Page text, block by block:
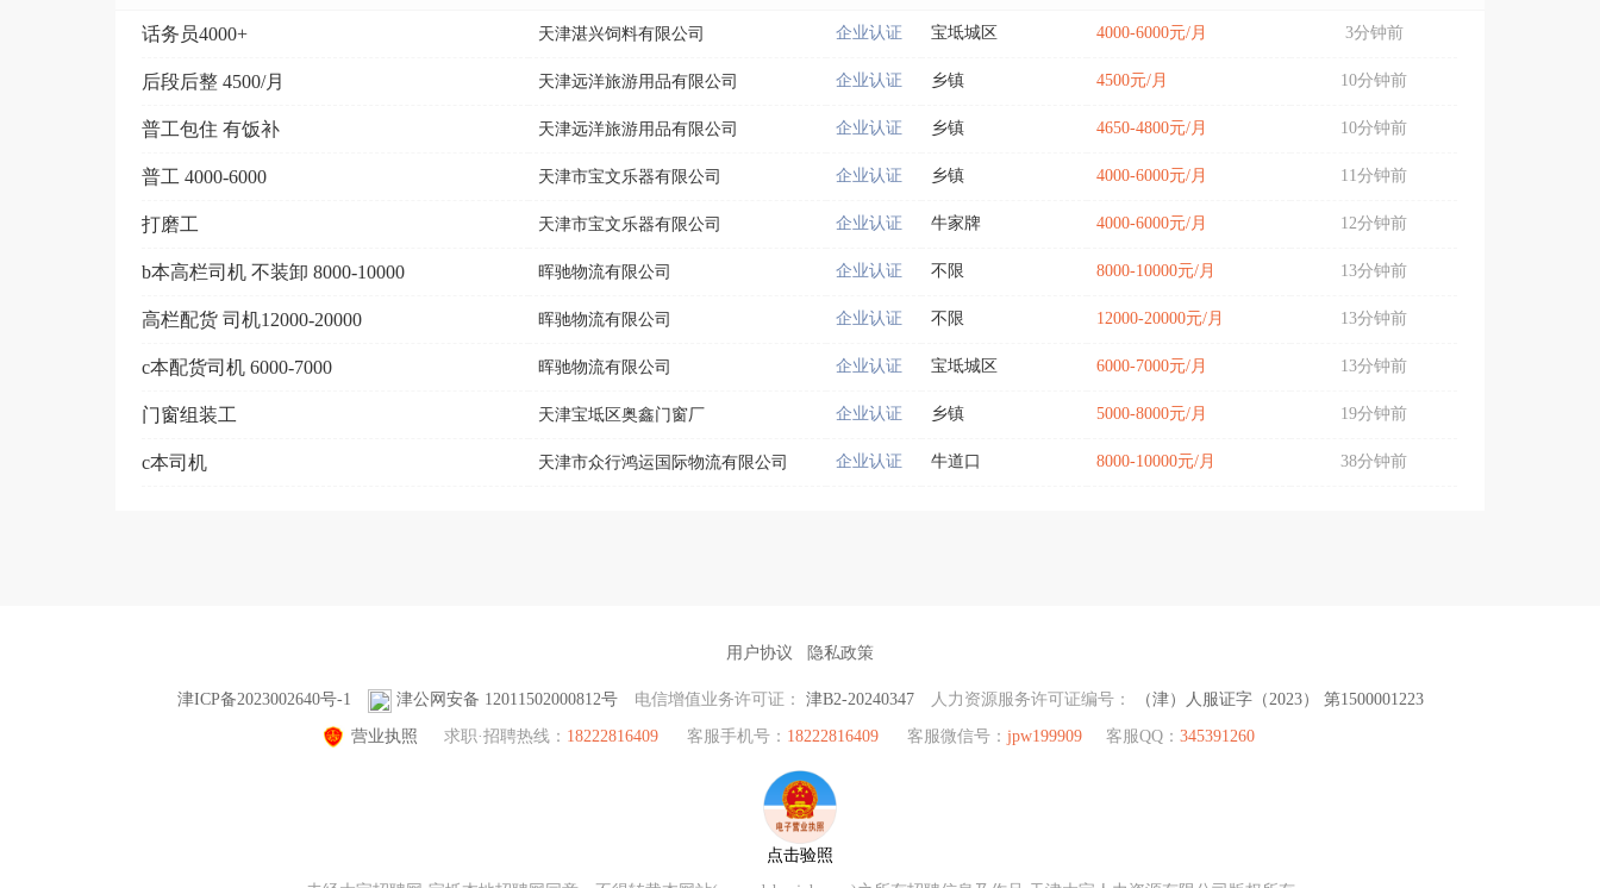
话务员4000+ 天津湛兴饲料有限公司 企业认证 宝坻城区 4000-6000元/月 3分钟前
后段后整 4500/月 天津远洋旅游用品有限公司 企业认证 乡镇 4500元/月 10分钟前
普工包住 有饭补 天津远洋旅游用品有限公司 企业认证 乡镇 4650-4800元/月 10分钟前
普工 4000-6000 天津市宝文乐器有限公司 企业认证 乡镇 4000-6000元/月 11分钟前
打磨工 天津市宝文乐器有限公司 企业认证 牛家牌 4000-6000元/月 12分钟前
b本高栏司机 不装卸 8000-10000 晖驰物流有限公司 企业认证 不限 8000-10000元/月 13分钟前
高栏配货 司机12000-20000 晖驰物流有限公司 企业认证 不限 12000-20000元/月 13分钟前
c本配货司机 6000-7000 晖驰物流有限公司 企业认证 宝坻城区 6000-7000元/月 13分钟前
门窗组装工 天津宝坻区奥鑫门窗厂 企业认证 乡镇 5000-8000元/月 19分钟前
c本司机 天津市众行鸿运国际物流有限公司 企业认证 牛道口 8000-10000元/月 38分钟前
用户协议 隐私政策
津ICP备2023002640号-1 津公网安备 12011502000812号 电信增值业务许可证： 津B2-20240347 人力资源服务许可证编号： （津）人服证字（2023） 第1500001223
营业执照 求职·招聘热线： 18222816409 客服手机号： 18222816409 客服微信号： jpw199909 客服QQ： 345391260
点击验照